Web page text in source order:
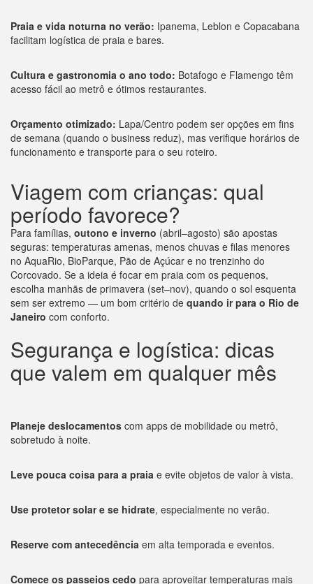
Praia e vida noturna no verão: Ipanema, Leblon e Copacabana
facilitam logística de praia e bares.
Cultura e gastronomia o ano todo: Botafogo e Flamengo têm
acesso fácil ao metrô e ótimos restaurantes.
Orçamento otimizado: Lapa/Centro podem ser opções em fins
de semana (quando o business reduz), mas verifique horários de
funcionamento e transporte para o seu roteiro.
Viagem com crianças: qual
período favorece?
Para famílias, outono e inverno (abril–agosto) são apostas
seguras: temperaturas amenas, menos chuvas e filas menores
no AquaRio, BioParque, Pão de Açúcar e no trenzinho do
Corcovado. Se a ideia é focar em praia com os pequenos,
escolha manhãs de primavera (set–nov), quando o sol esquenta
sem ser extremo — um bom critério de quando ir para o Rio de
Janeiro com conforto.
Segurança e logística: dicas
que valem em qualquer mês
Planeje deslocamentos com apps de mobilidade ou metrô,
sobretudo à noite.
Leve pouca coisa para a praia e evite objetos de valor à vista.
Use protetor solar e se hidrate, especialmente no verão.
Reserve com antecedência em alta temporada e eventos.
Comece os passeios cedo para aproveitar temperaturas mais